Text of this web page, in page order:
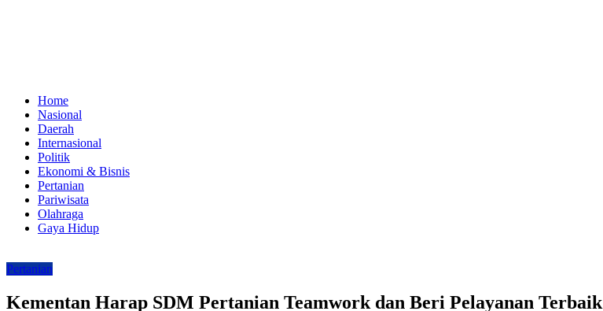
Home
Nasional
Daerah
Internasional
Politik
Ekonomi & Bisnis
Pertanian
Pariwisata
Olahraga
Gaya Hidup
Pertanian
Kementan Harap SDM Pertanian Teamwork dan Beri Pelayanan Terbaik